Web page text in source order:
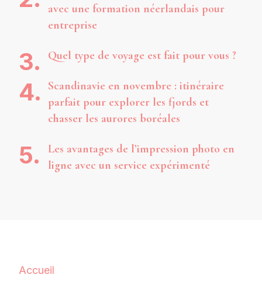
avec une formation néerlandais pour
entreprise
Quel type de voyage est fait pour vous ?
Scandinavie en novembre : itinéraire
parfait pour explorer les fjords et
chasser les aurores boréales
Les avantages de l’impression photo en
ligne avec un service expérimenté
Accueil